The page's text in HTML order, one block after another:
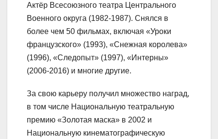
Актёр Всесоюзного театра Центрального
Военного округа (1982-1987). Снялся в
более чем 50 фильмах, включая «Уроки
французского» (1993), «Снежная королева»
(1996), «Следопыт» (1997), «Интерны»
(2006-2016) и многие другие.
За свою карьеру получил множество наград,
в том числе Национальную театральную
премию «Золотая маска» в 2002 и
Национальную кинематографическую